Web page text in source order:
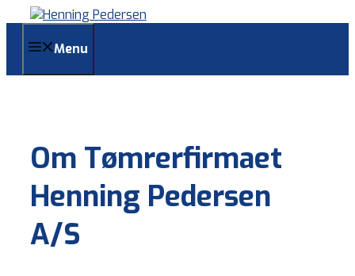
content Menu
Om Tømrerfirmaet
Henning Pedersen
A/S